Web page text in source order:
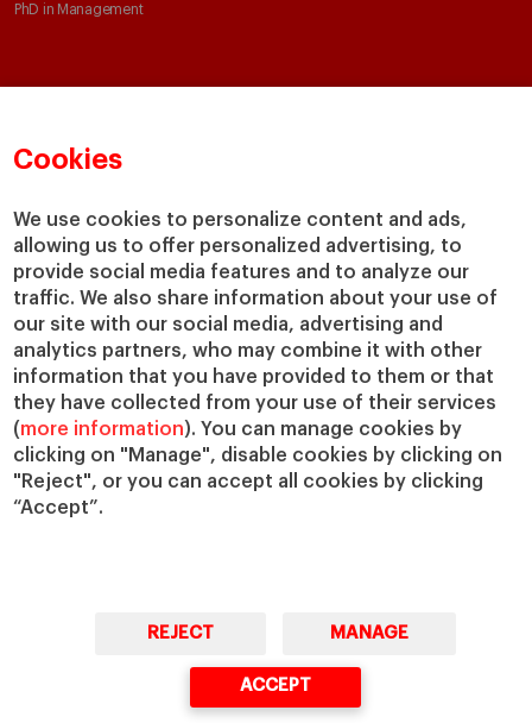
Cookies
We use cookies to personalize content and ads,
allowing us to offer personalized advertising, to
provide social media features and to analyze our
traffic. We also share information about your use of
our site with our social media, advertising and
analytics partners, who may combine it with other
information that you have provided to them or that
they have collected from your use of their services
(more information). You can manage cookies by
clicking on "Manage", disable cookies by clicking on
"Reject", or you can accept all cookies by clicking
“Accept”.
REJECT MANAGE
ACCEPT
PhD in Management
Departamentos académicos
Cátedras
IESE Insight
IESE Publishing
Nuestro impacto
Colabora con el IESE
Servicios
Biblioteca
Canal de compliance
IESE Shop
Jobs @IESE
© Copyright, 2026. IESE Business School | University of Navarra
Cookies Ciberseguridad